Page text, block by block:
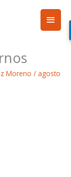
Moreno / agosto